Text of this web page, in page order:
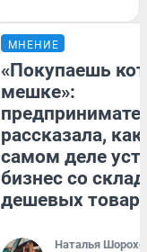
МНЕНИЕ
«Покупаешь
мешке»:
рассказала, как
самом деле
бизнес со
дешевых
Наталья